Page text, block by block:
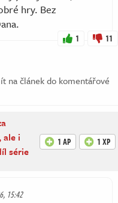
hry. Bez
1 11
na článek do komentářové
ale i
série
1 AP 1 XP
15:42